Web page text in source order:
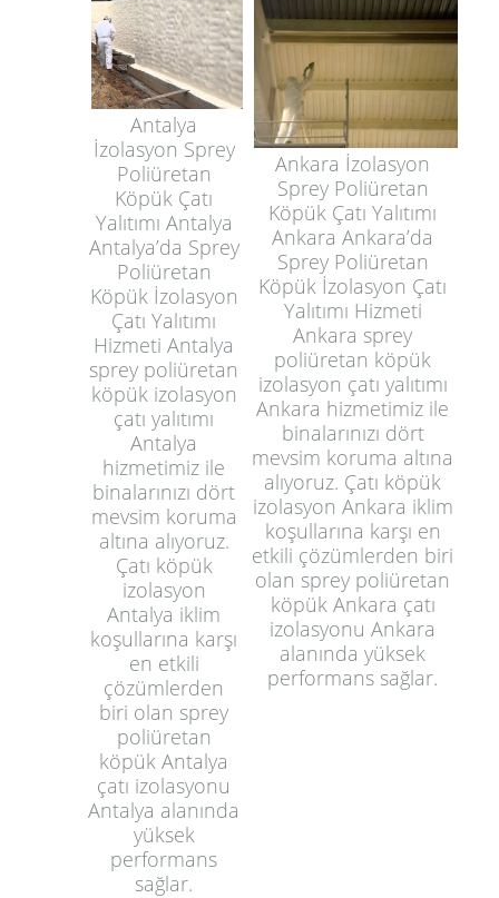
Antalya
İzolasyon Sprey
Poliüretan
Köpük Çatı
Yalıtımı Antalya
Antalya’da Sprey
Poliüretan
Köpük İzolasyon
Çatı Yalıtımı
Hizmeti Antalya
sprey poliüretan
köpük izolasyon
çatı yalıtımı
Antalya
hizmetimiz ile
binalarınızı dört
mevsim koruma
altına alıyoruz.
Çatı köpük
izolasyon
Antalya iklim
koşullarına karşı
en etkili
çözümlerden
biri olan sprey
poliüretan
köpük Antalya
çatı izolasyonu
Antalya alanında
yüksek
performans
sağlar.
Ankara İzolasyon
Sprey Poliüretan
Köpük Çatı Yalıtımı
Ankara Ankara’da
Sprey Poliüretan
Köpük İzolasyon Çatı
Yalıtımı Hizmeti
Ankara sprey
poliüretan köpük
izolasyon çatı yalıtımı
Ankara hizmetimiz ile
binalarınızı dört
mevsim koruma altına
alıyoruz. Çatı köpük
izolasyon Ankara iklim
koşullarına karşı en
etkili çözümlerden biri
olan sprey poliüretan
köpük Ankara çatı
izolasyonu Ankara
alanında yüksek
performans sağlar.